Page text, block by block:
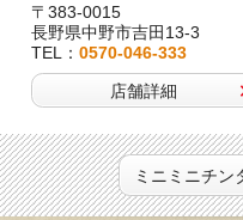
〒383-0015
長野県中野市吉田13-3
TEL： 0570-046-333
店舗詳細
ミニミニチン